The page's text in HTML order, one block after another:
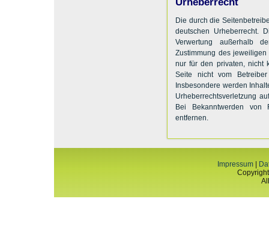
Die durch die
deutschen Urheberrecht.
Verwertung außerhalb
Zustimmung des
nur für den privaten, nicht
Seite nicht vom
Insbesondere werden
Urheberrechtsverletzung
Bei Bekanntwerden von
entfernen.
Impressum